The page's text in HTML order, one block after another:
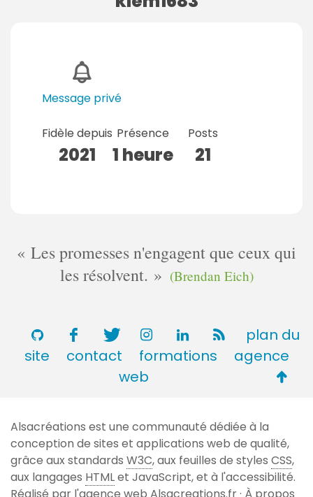
Message privé
Fidèle depuis
2021
Présence
1 heure
Posts
21
Les promesses n'engagent que ceux qui
les résolvent.
(Brendan Eich)
plan du
site
contact formations
agence
web
de
page
Alsacréations est une communauté dédiée à la
conception de sites et applications web de qualité,
grâce aux standards W3C, aux feuilles de styles CSS,
aux langages HTMLet JavaScript, et à l'accessibilité.